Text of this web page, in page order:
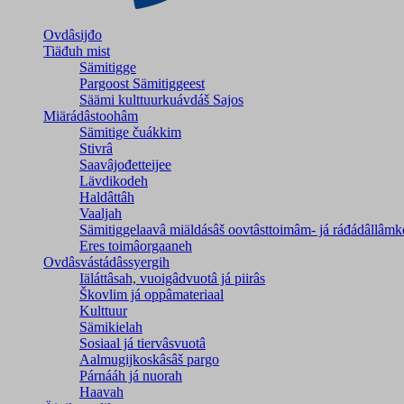
Ovdâsijđo
Tiäđuh mist
Sämitigge
Pargoost Sämitiggeest
Säämi kulttuurkuávdáš Sajos
Miärádâstoohâm
Sämitige čuákkim
Stivrâ
Saavâjođetteijee
Lävdikodeh
Haldâttâh
Vaaljah
Sämitiggelaavâ miäldásâš oovtâsttoimâm- já
Eres toimâorgaaneh
Ovdâsvástádâssyergih
Iäláttâsah, vuoigâdvuotâ já piirâs
Škovlim já oppâmateriaal
Kulttuur
Sämikielah
Sosiaal já tiervâsvuotâ
Aalmugijkoskâsâš pargo
Párnááh já nuorah
Haavah